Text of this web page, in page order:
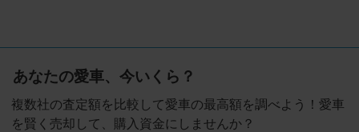
あなたの愛車、今いくら？
複数社の査定額を比較して愛車の最高額を調べよう！愛車
を賢く売却して、購入資金にしませんか？